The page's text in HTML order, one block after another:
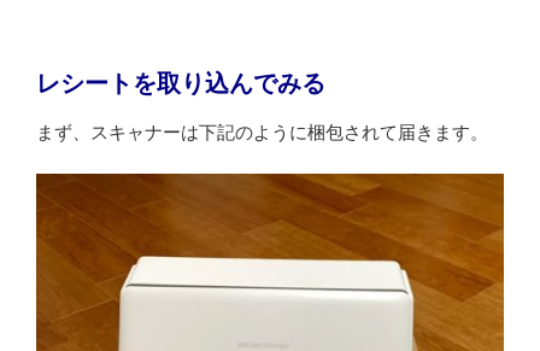
レシートを取り込んでみる
まず、スキャナーは下記のように梱包されて届きます。